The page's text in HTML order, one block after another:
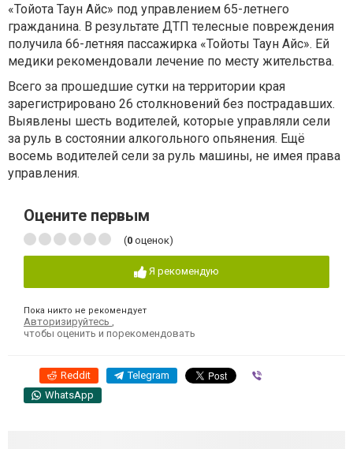
«Тойота Таун Айс» под управлением 65-летнего
гражданина. В результате ДТП телесные повреждения
получила 66-летняя пассажирка «Тойоты Таун Айс». Ей
медики рекомендовали лечение по месту жительства.
Всего за прошедшие сутки на территории края
зарегистрировано 26 столкновений без пострадавших.
Выявлены шесть водителей, которые управляли сели
за руль в состоянии алкогольного опьянения. Ещё
восемь водителей сели за руль машины, не имея права
управления.
Оцените первым
(0 оценок)
Я рекомендую
Пока никто не рекомендует
Авторизируйтесь
чтобы оценить и порекомендовать
Reddit Telegram
WhatsApp